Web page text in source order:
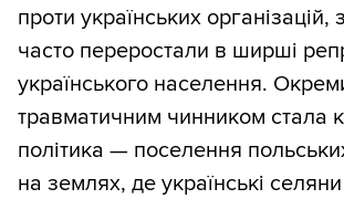
проти українських
часто переростали в ширші
українського населення.
травматичним чинником стала
політика — поселення
на землях, де українські